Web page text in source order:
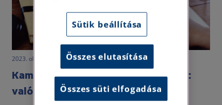
2023. október 17. • LegitiMoadmin
Kamu ügyvédek, és a rossz útra tért
valódiak – 2. rész
Sütik beállítása
Összes elutasítása
Összes süti elfogadása